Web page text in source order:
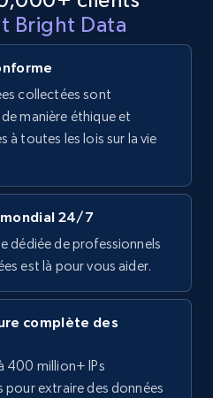
products using
id, Title, Rating,
count item, Initial
Essai gratuit
shop's URL
Bright Data
collectées sont
manière éthique et
à toutes les lois sur la vie
24/7
dédiée de professionnels
est là pour vous aider.
complète des
400 million+ IPs
pour extraire des données